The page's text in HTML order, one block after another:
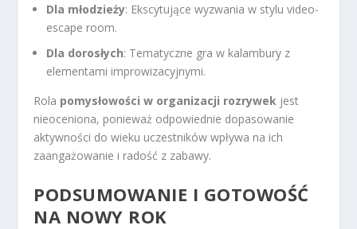
Dla młodzieży: Ekscytujące wyzwania w stylu video-
escape room.
Dla dorosłych: Tematyczne gra w kalambury z
elementami improwizacyjnymi.
Rola pomysłowości w organizacji rozrywek jest
nieoceniona, ponieważ odpowiednie dopasowanie
aktywności do wieku uczestników wpływa na ich
zaangażowanie i radość z zabawy.
PODSUMOWANIE I GOTOWOŚĆ
NA NOWY ROK